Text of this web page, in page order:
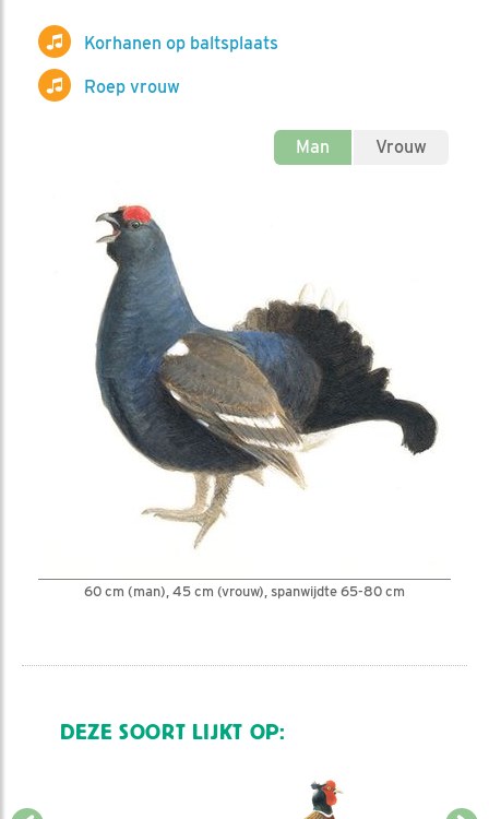
Korhanen op baltsplaats
Roep vrouw
Man Vrouw
60 cm (man), 45 cm (vrouw), spanwijdte 65-80 cm
DEZE SOORT LIJKT OP: